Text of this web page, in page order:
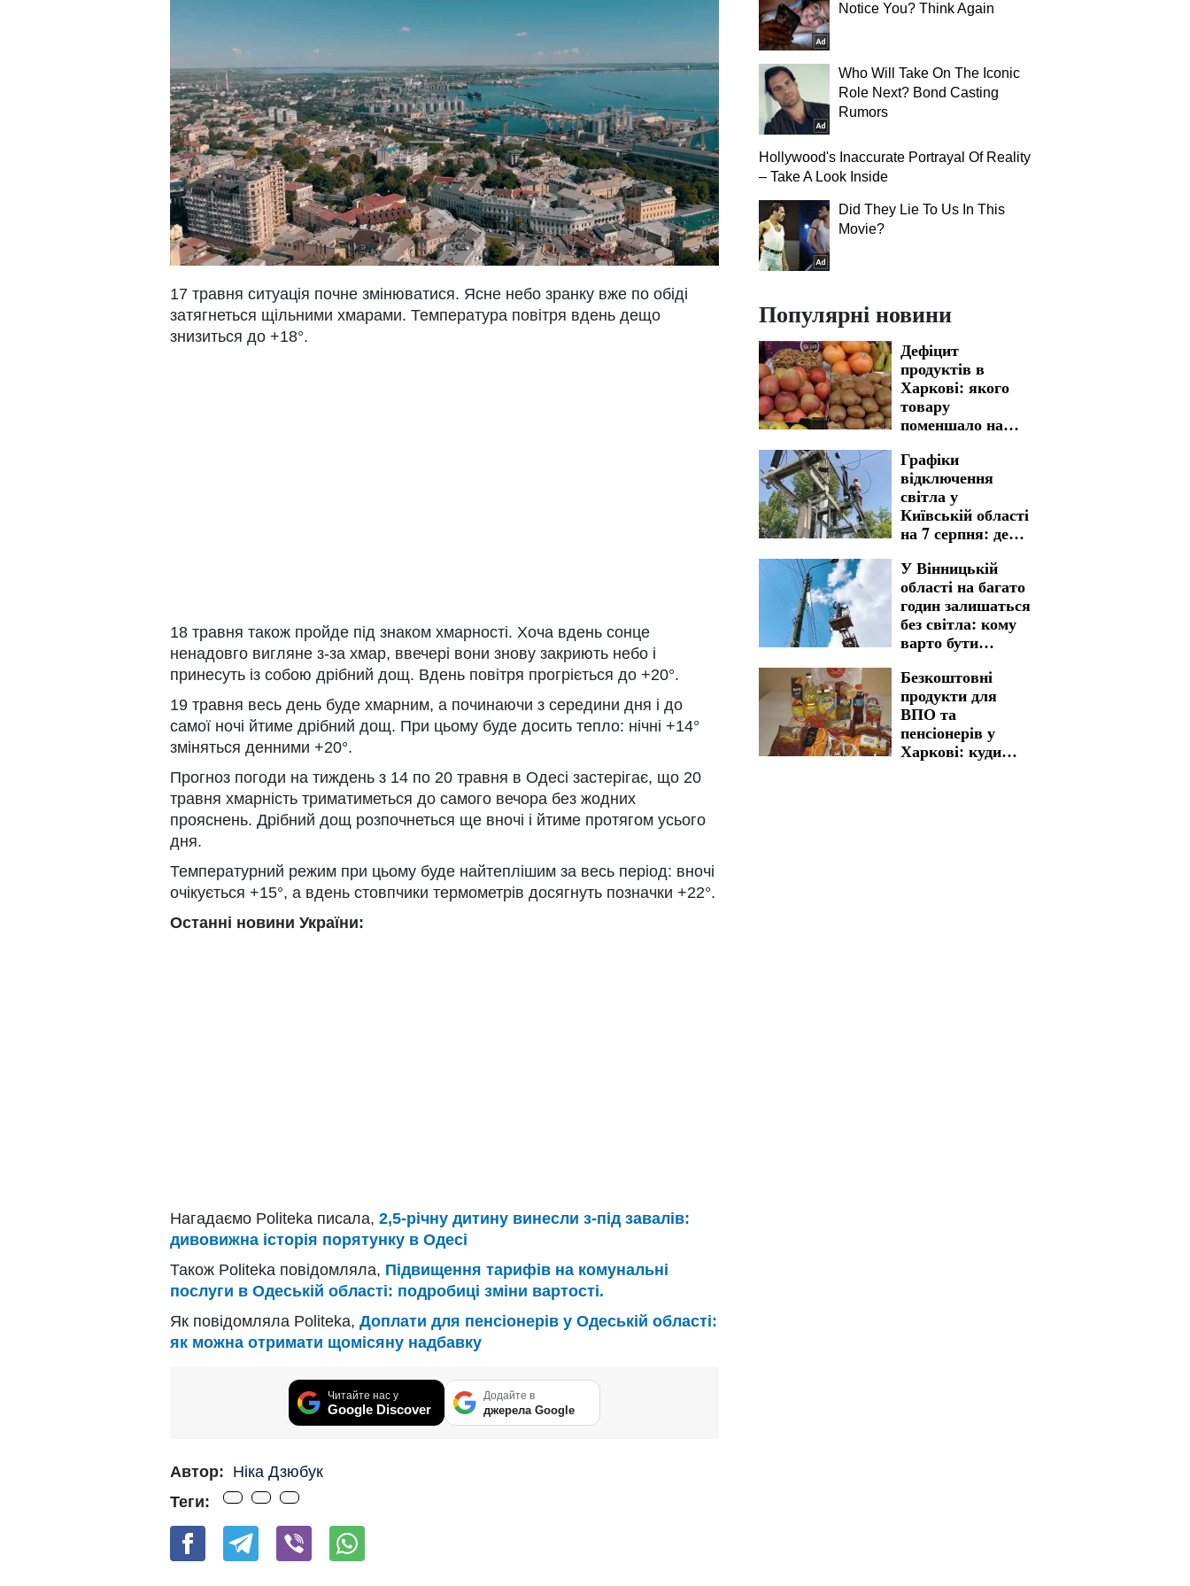
17 травня ситуація почне змінюватися. Ясне небо зранку вже по обіді
затягнеться щільними хмарами. Температура повітря вдень дещо
знизиться до +18°.
18 травня також пройде під знаком хмарності. Хоча вдень сонце
ненадовго вигляне з-за хмар, ввечері вони знову закриють небо і
принесуть із собою дрібний дощ. Вдень повітря прогріється до +20°.
19 травня весь день буде хмарним, а починаючи з середини дня і до
самої ночі йтиме дрібний дощ. При цьому буде досить тепло: нічні +14°
зміняться денними +20°.
Прогноз погоди на тиждень з 14 по 20 травня в Одесі застерігає, що 20
травня хмарність триматиметься до самого вечора без жодних
прояснень. Дрібний дощ розпочнеться ще вночі і йтиме протягом усього
дня.
Температурний режим при цьому буде найтеплішим за весь період: вночі
очікується +15°, а вдень стовпчики термометрів досягнуть позначки +22°.
Останні новини України:
Нагадаємо Politeka писала, 2,5-річну дитину винесли з-під завалів:
дивовижна історія порятунку в Одесі
Також Politeka повідомляла, Підвищення тарифів на комунальні
послуги в Одеській області: подробиці зміни вартості.
Як повідомляла Politeka, Доплати для пенсіонерів у Одеській області:
як можна отримати щомісяну надбавку
Читайте нас у
Google Discover
Додайте в
джерела Google
Автор: Ніка Дзюбук
Теги:
Notice You? Think Again
Who Will Take On The Iconic
Role Next? Bond Casting
Rumors
Hollywood's Inaccurate Portrayal Of Reality
– Take A Look Inside
Did They Lie To Us In This
Movie?
Популярні новини
Дефіцит
продуктів в
Харкові: якого
товару
поменшало на
магазинів
Графіки
відключення
світла у
Київській області
на 7 серпня: де
готовими до
тривалих
незручностей
У Вінницькій
області на багато
годин залишаться
без світла: кому
варто бути
графіків
відключення на 7
серпня
Безкоштовні
продукти для
ВПО та
пенсіонерів у
Харкові: куди